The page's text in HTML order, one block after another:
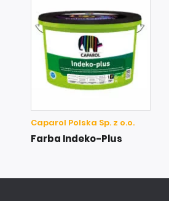
Caparol Polska Sp. z o.o.
Farba Indeko-Plus